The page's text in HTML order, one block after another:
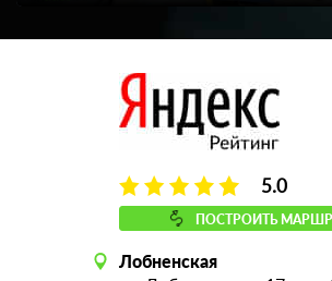
5.0
ПОСТРОИТЬ
Лобненская